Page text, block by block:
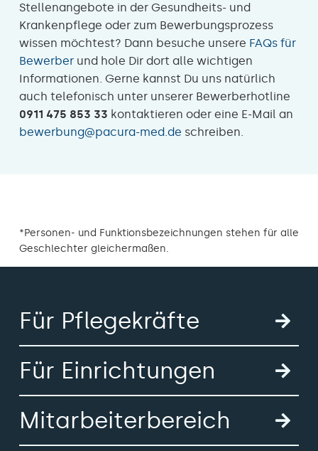
Stellenangebote in der Gesundheits- und
Krankenpflege oder zum Bewerbungsprozess
wissen möchtest? Dann besuche unsere FAQs für
Bewerber und hole Dir dort alle wichtigen
Informationen. Gerne kannst Du uns natürlich
auch telefonisch unter unserer Bewerberhotline
0911 475 853 33 kontaktieren oder eine E-Mail an
bewerbung@pacura-med.de schreiben.
*Personen- und Funktionsbezeichnungen stehen für alle
Geschlechter gleichermaßen.
Für Pflegekräfte
Für Einrichtungen
Mitarbeiterbereich